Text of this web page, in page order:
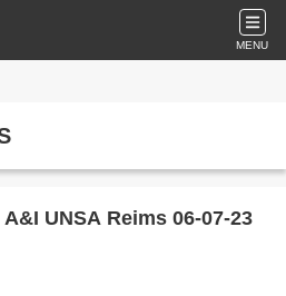
MENU
UNSA Reims 06-07-23